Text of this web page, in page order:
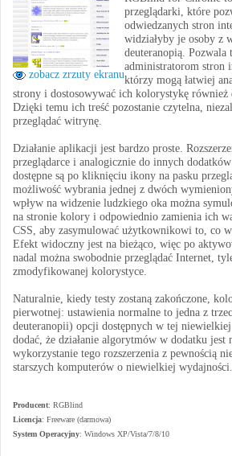
zobacz zrzuty ekranu
przeglądarki, które
odwiedzanych stron
widziałyby je osoby z
deuteranopią. Pozwala
administratorom stron
którzy mogą łatwiej
strony i dostosowywać ich kolorystykę również
Dzięki temu ich treść pozostanie czytelna,
przeglądać witrynę.
Działanie aplikacji jest bardzo proste.
przeglądarce i analogicznie do innych
dostępne są po kliknięciu ikony na pasku
możliwość wybrania jednej z dwóch
wpływ na widzenie ludzkiego oka można
na stronie kolory i odpowiednio zamienia ich
CSS, aby zasymulować użytkownikowi to, co
Efekt widoczny jest na bieżąco, więc po
nadal można swobodnie przeglądać Internet,
zmodyfikowanej kolorystyce.
Naturalnie, kiedy testy zostaną zakończone,
pierwotnej: ustawienia normalne to jedna z
deuteranopii) opcji dostępnych w tej
dodać, że działanie algorytmów w dodatku jest
wykorzystanie tego rozszerzenia z pewnością
starszych komputerów o niewielkiej wydajności.
Producent: RGBlind
Licencja: Freeware (darmowa)
System Operacyjny: Windows XP/Vista/7/8/10